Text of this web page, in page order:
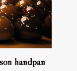
handpan